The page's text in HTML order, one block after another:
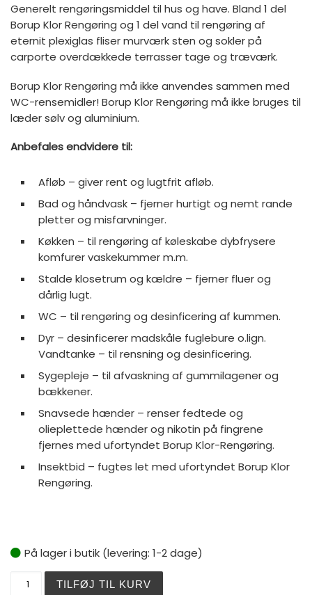
Generelt rengøringsmiddel til hus og have. Bland 1 del
Borup Klor Rengøring og 1 del vand til rengøring af
eternit plexiglas fliser murværk sten og sokler på
carporte overdækkede terrasser tage og træværk.
Borup Klor Rengøring må ikke anvendes sammen med
WC-rensemidler! Borup Klor Rengøring må ikke bruges til
læder sølv og aluminium.
Anbefales endvidere til:
Afløb – giver rent og lugtfrit afløb.
Bad og håndvask – fjerner hurtigt og nemt rande
pletter og misfarvninger.
Køkken – til rengøring af køleskabe dybfrysere
komfurer vaskekummer m.m.
Stalde klosetrum og kældre – fjerner fluer og
dårlig lugt.
WC – til rengøring og desinficering af kummen.
Dyr – desinficerer madskåle fuglebure o.lign.
Vandtanke – til rensning og desinficering.
Sygepleje – til afvaskning af gummilagener og
bækkener.
Snavsede hænder – renser fedtede og
olieplettede hænder og nikotin på fingrene
fjernes med ufortyndet Borup Klor-Rengøring.
Insektbid – fugtes let med ufortyndet Borup Klor
Rengøring.
På lager i butik (levering: 1-2 dage)
TILFØJ TIL KURV